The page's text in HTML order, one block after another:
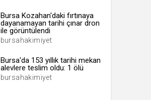
Bursa Kozahan'daki fırtınaya
dayanamayan tarihi çınar dron
ile görüntülendi
bursahakimiyet
Bursa'da 153 yıllık tarihi mekan
alevlere teslim oldu: 1 ölü
bursahakimiyet